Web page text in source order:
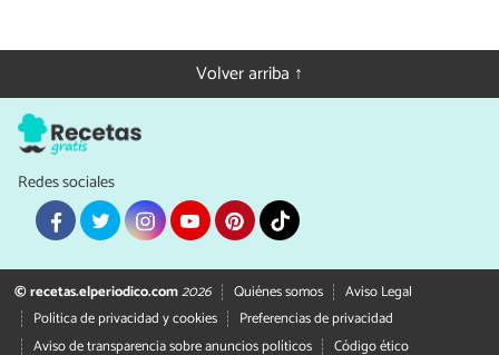
Volver arriba ↑
Redes sociales
© recetas.elperiodico.com2026 Quiénes somos
Aviso Legal
Política de privacidad y cookies
Preferencias de privacidad
Aviso de transparencia sobre anuncios políticos
Código ético